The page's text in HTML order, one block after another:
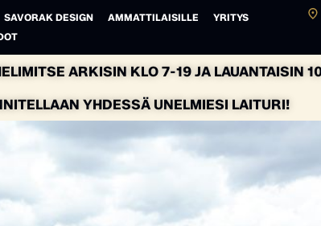
SAVORAK DESIGN AMMATTILAISILLE
YRITYS
ARKISIN KLO 7-19 JA LAUANTAISIN
YHDESSÄ UNELMIESI LAITURI!